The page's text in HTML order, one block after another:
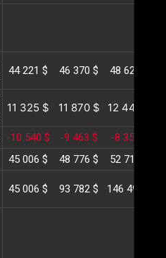
44 221 $ 46 370 $ 48 623 $
11 325 $ 11 870 $ 12 440 $
-10 540 $ -9 463 $ -8 354 $
45 006 $ 48 776 $ 52 710 $
45 006 $ 93 782 $ 146 493 $